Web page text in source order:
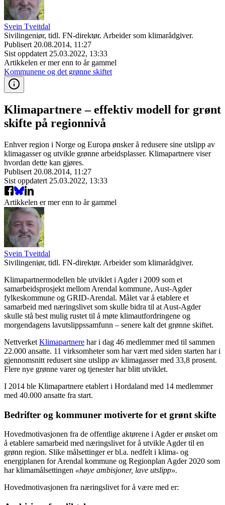
Svein Tveitdal
Sivilingeniør, tidl. FN-direktør. Arbeider som klimarådgiver.
Publisert 20.08.2014, 11:27
Sist oppdatert 25.03.2022, 13:33
Artikkelen er mer enn to år gammel
Kommunene og det grønne skiftet
Klimapartnere – effektiv modell for grønt
skifte på regionnivå
Enhver region i Norge og Europa ønsker å redusere sine utslipp av
klimagasser og utvikle grønne arbeidsplasser. Klimapartnere viser
hvordan dette kan gjøres.
Publisert 20.08.2014, 11:27
Sist oppdatert 25.03.2022, 13:33
Artikkelen er mer enn to år gammel
Svein Tveitdal
Sivilingeniør, tidl. FN-direktør. Arbeider som klimarådgiver.
Klimapartnermodellen ble utviklet i Agder i 2009 som et
samarbeidsprosjekt mellom Arendal kommune, Aust-Agder
fylkeskommune og GRID-Arendal. Målet var å etablere et
samarbeid med næringslivet som skulle bidra til at Aust-Agder
skulle stå best mulig rustet til å møte klimautfordringene og
morgendagens lavutslippssamfunn – senere kalt det grønne skiftet.
Nettverket Klimapartnere har i dag 46 medlemmer med til sammen
22.000 ansatte. 11 virksomheter som har vært med siden starten har i
gjennomsnitt redusert sine utslipp av klimagasser med 33,8 prosent.
Flere nye grønne varer og tjenester har blitt utviklet.
I 2014 ble Klimapartnere etablert i Hordaland med 14 medlemmer
med 40.000 ansatte fra start.
Bedrifter og kommuner motiverte for et grønt skifte
Hovedmotivasjonen fra de offentlige aktørene i Agder er ønsket om
å etablere samarbeid med næringslivet for å utvikle Agder til en
grønn region. Slike målsettinger er bl.a. nedfelt i klima- og
energiplanen for Arendal kommune og Regionplan Agder 2020 som
har klimamålsettingen «høye ambisjoner, lave utslipp».
Hovedmotivasjonen fra næringslivet for å være med er: